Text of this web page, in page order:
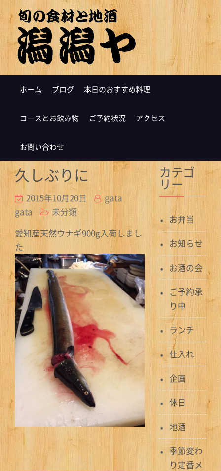
ホーム ブログ 本日のおすすめ料理
コースとお飲み物 ご予約状況 アクセス
お問い合わせ
久しぶりに
2015年10月20日
gata
gata
未分類
愛知産天然ウナギ900g入荷しまし
た
カテゴ
リー
お弁当
お知らせ
お酒の会
ご予約承
り中
ランチ
仕入れ
企画
休日
地酒
季節変わ
り定番メ